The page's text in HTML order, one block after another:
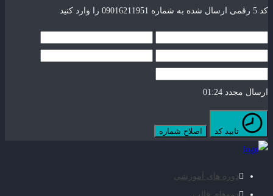
کد 5 رقمی ارسال شده به شماره 09016211951 را وارد کنید
ارسال مجدد 01:24
اصلاح شماره
دوره های آموزشی